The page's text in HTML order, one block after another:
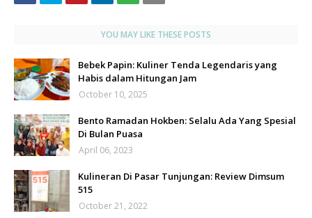
YOU MAY LIKE THESE POSTS
Bebek Papin: Kuliner Tenda Legendaris yang
Habis dalam Hitungan Jam
October 10, 2025
Bento Ramadan Hokben: Selalu Ada Yang Spesial
Di Bulan Puasa
April 06, 2023
Kulineran Di Pasar Tunjungan: Review Dimsum
515
October 21, 2022